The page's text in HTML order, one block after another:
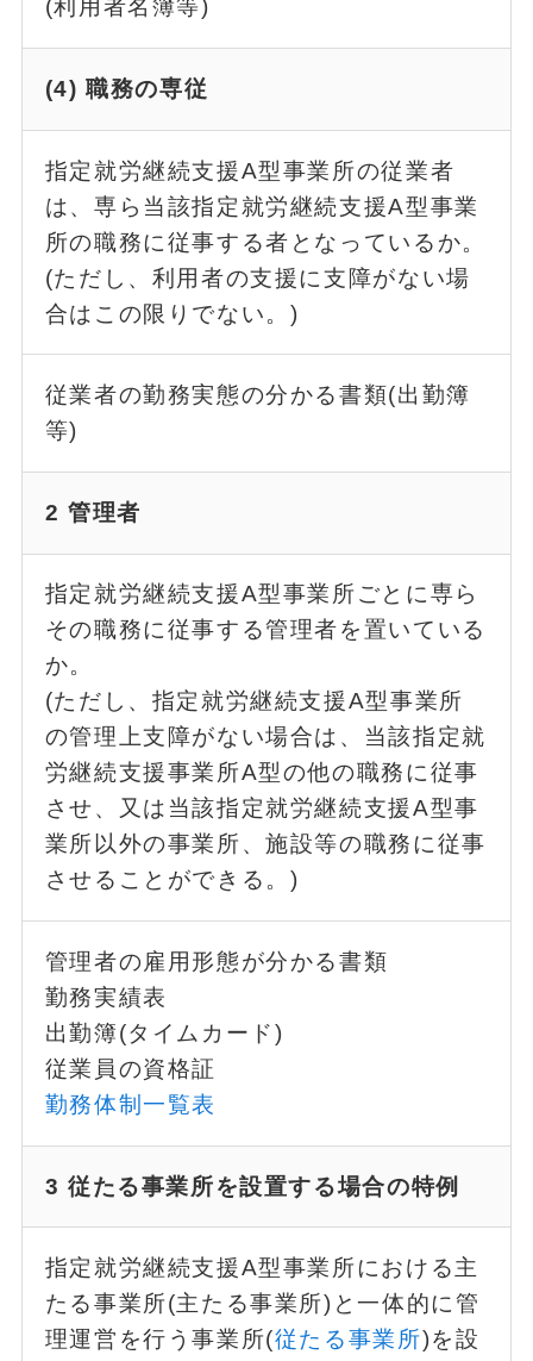
(利用者名簿等)
(4) 職務の専従
指定就労継続支援A型事業所の従業者
は、専ら当該指定就労継続支援A型事業
所の職務に従事する者となっているか。
(ただし、利用者の支援に支障がない場
合はこの限りでない。)
従業者の勤務実態の分かる書類(出勤簿
等)
2 管理者
指定就労継続支援A型事業所ごとに専ら
その職務に従事する管理者を置いている
か。
(ただし、指定就労継続支援A型事業所
の管理上支障がない場合は、当該指定就
労継続支援事業所A型の他の職務に従事
させ、又は当該指定就労継続支援A型事
業所以外の事業所、施設等の職務に従事
させることができる。)
管理者の雇用形態が分かる書類
勤務実績表
出勤簿(タイムカード)
従業員の資格証
勤務体制一覧表
3 従たる事業所を設置する場合の特例
指定就労継続支援A型事業所における主
たる事業所(主たる事業所)と一体的に管
理運営を行う事業所(従たる事業所)を設